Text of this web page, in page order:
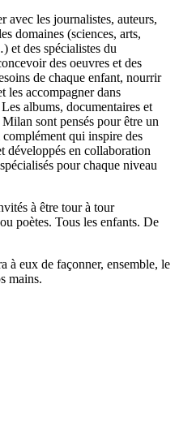
avec les journalistes, auteurs,
domaines (sciences, arts,
et des spécialistes du
des oeuvres et des
de chaque enfant, nourrir
les accompagner dans
albums, documentaires et
sont pensés pour être un
qui inspire des
développés en collaboration
pour chaque niveau
à être tour à tour
poètes. Tous les enfants. De
à eux de façonner, ensemble, le
mains.